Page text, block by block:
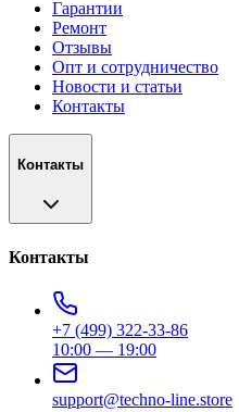
Гарантии
Ремонт
Отзывы
Опт и сотрудничество
Новости и статьи
Контакты
Контакты
Контакты
+7 (499) 322-33-86
10:00 — 19:00
support@techno-line.store